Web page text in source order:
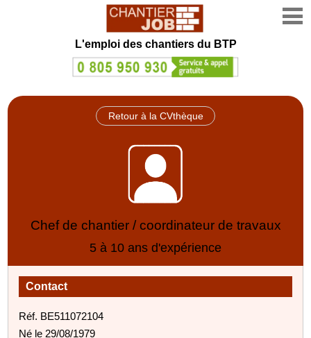
L'emploi des chantiers du BTP
Retour à la CVthèque
Chef de chantier / coordinateur de travaux
5 à 10 ans d'expérience
Contact
Réf. BE511072104
Né le 29/08/1979